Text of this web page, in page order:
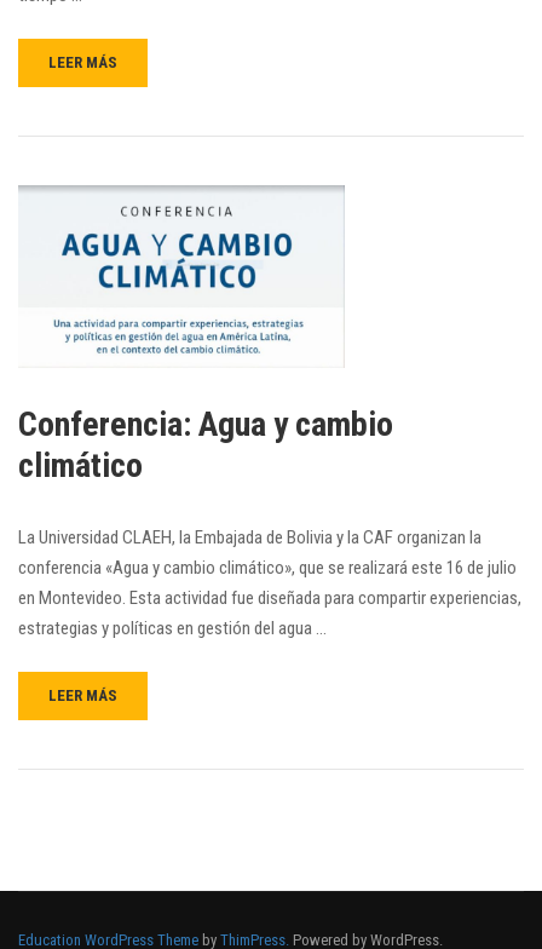
LEER MÁS
Conferencia: Agua y cambio
climático
La Universidad CLAEH, la Embajada de Bolivia y la CAF organizan la
conferencia «Agua y cambio climático», que se realizará este 16 de julio
en Montevideo. Esta actividad fue diseñada para compartir experiencias,
estrategias y políticas en gestión del agua …
LEER MÁS
Education WordPress Theme by ThimPress. Powered by WordPress.